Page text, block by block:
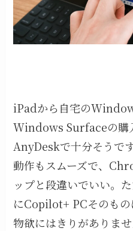
iPadから自宅の
Windows Surfaceの購
AnyDeskで十分そうで
動作もスムーズで、
ップと段違いでいい。
にCopilot+ PCそのもの
物欲にはきりがありませ